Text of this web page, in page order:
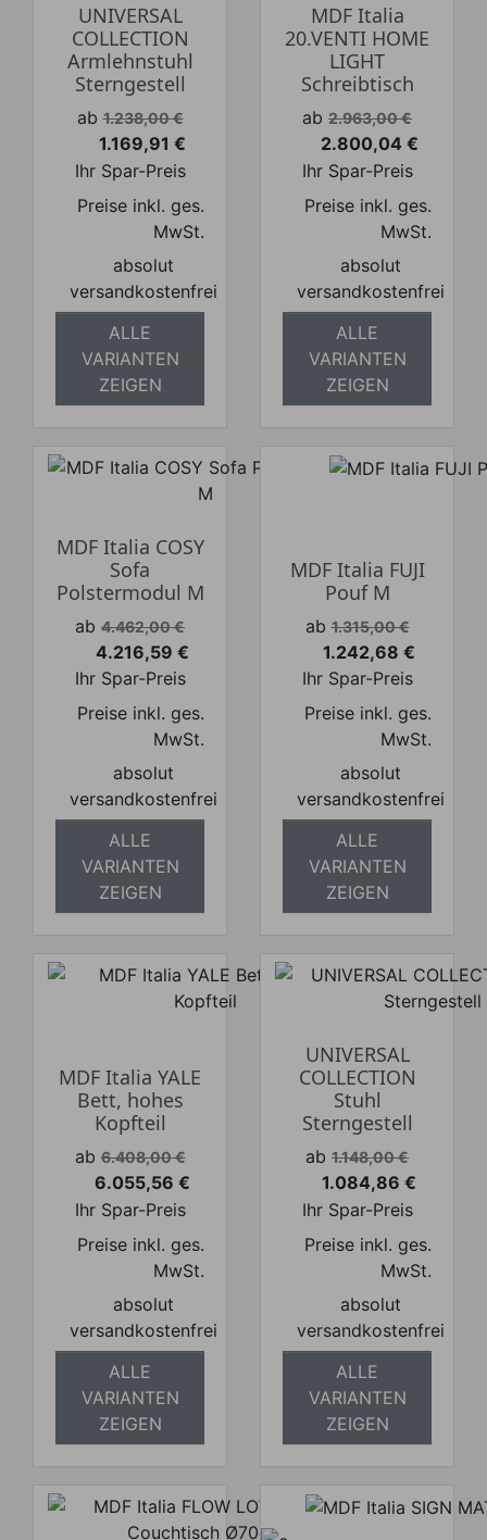
UNIVERSAL
COLLECTION
Armlehnstuhl
Sterngestell
Verkaufspreis
ab 1.238,00 €
Preis
1.169,91 €
Ihr Spar-Preis
Preise inkl. ges.
MwSt.
absolut
versandkostenfrei
ALLE
VARIANTEN
ZEIGEN
MDF Italia
20.VENTI HOME
LIGHT
Schreibtisch
Verkaufspreis
ab 2.963,00 €
Preis
2.800,04 €
Ihr Spar-Preis
Preise inkl. ges.
MwSt.
absolut
versandkostenfrei
ALLE
VARIANTEN
ZEIGEN
MDF Italia COSY
Sofa
Polstermodul M
Verkaufspreis
ab 4.462,00 €
Preis
4.216,59 €
Ihr Spar-Preis
Preise inkl. ges.
MwSt.
absolut
versandkostenfrei
ALLE
VARIANTEN
ZEIGEN
MDF Italia FUJI
Pouf M
Verkaufspreis
ab 1.315,00 €
Preis
1.242,68 €
Ihr Spar-Preis
Preise inkl. ges.
MwSt.
absolut
versandkostenfrei
ALLE
VARIANTEN
ZEIGEN
MDF Italia YALE
Bett, hohes
Kopfteil
Verkaufspreis
ab 6.408,00 €
Preis
6.055,56 €
Ihr Spar-Preis
Preise inkl. ges.
MwSt.
absolut
versandkostenfrei
ALLE
VARIANTEN
ZEIGEN
UNIVERSAL
COLLECTION
Stuhl
Sterngestell
Verkaufspreis
ab 1.148,00 €
Preis
1.084,86 €
Ihr Spar-Preis
Preise inkl. ges.
MwSt.
absolut
versandkostenfrei
ALLE
VARIANTEN
ZEIGEN